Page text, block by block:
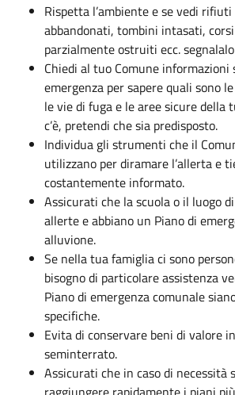
Rispetta l’ambiente e se vedi
abbandonati, tombini intasati, corsi
parzialmente ostruiti ecc.
Chiedi al tuo Comune informazioni
emergenza per sapere quali sono
le vie di fuga e le aree sicure della
c’è, pretendi che sia predisposto.
Individua gli strumenti che il
utilizzano per diramare l’allerta e
costantemente informato.
Assicurati che la scuola o il luogo
allerte e abbiano un Piano di
alluvione.
Se nella tua famiglia ci sono
bisogno di particolare assistenza
Piano di emergenza comunale
specifiche.
Evita di conservare beni di valore
seminterrato.
Assicurati che in caso di necessità